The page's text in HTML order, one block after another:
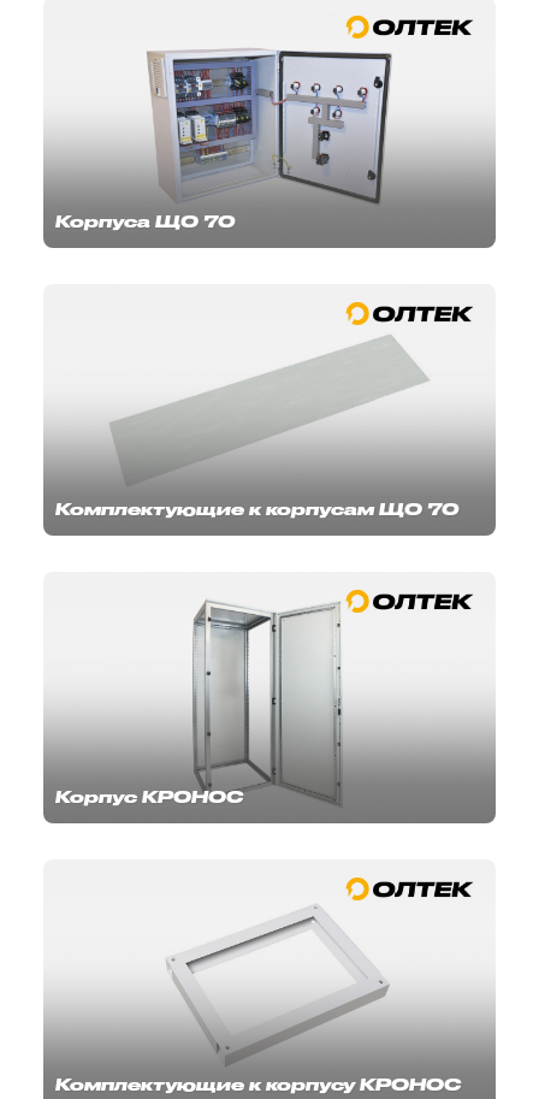
Корпуса ЩО 70
Комплектующие к корпусам ЩО 70
Корпус КРОНОС
Комплектующие к корпусу КРОНОС